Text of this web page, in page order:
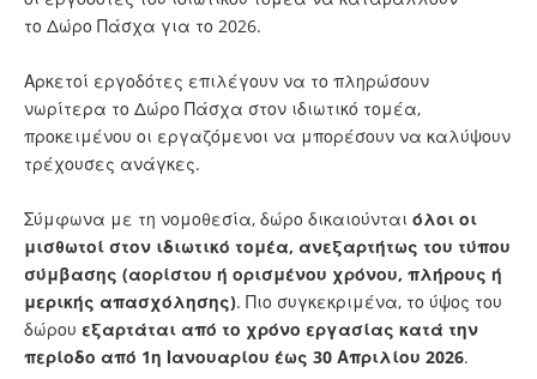
το Δώρο Πάσχα για το 2026.
Αρκετοί εργοδότες επιλέγουν να το πληρώσουν
νωρίτερα το Δώρο Πάσχα στον ιδιωτικό τομέα,
προκειμένου οι εργαζόμενοι να μπορέσουν να καλύψουν
τρέχουσες ανάγκες.
Σύμφωνα με τη νομοθεσία, δώρο δικαιούνται όλοι οι
μισθωτοί στον ιδιωτικό τομέα, ανεξαρτήτως του τύπου
σύμβασης (αορίστου ή ορισμένου χρόνου, πλήρους ή
μερικής απασχόλησης). Πιο συγκεκριμένα, το ύψος του
δώρου εξαρτάται από το χρόνο εργασίας κατά την
περίοδο από 1η Ιανουαρίου έως 30 Απριλίου 2026.